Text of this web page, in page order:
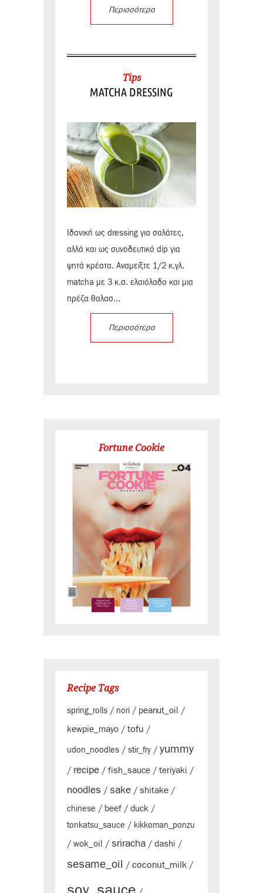
Περισσότερα
Tips
MATCHA DRESSING
Ιδανική ως dressing για σαλάτες,
αλλά και ως συνοδευτικό dip για
ψητά κρέατα. Αναμείξτε 1/2 κ.γλ.
matcha με 3 κ.σ. ελαιόλαδο και μια
πρέζα θαλασ...
Περισσότερα
Fortune Cookie
Recipe Tags
spring_rolls / nori / peanut_oil /
kewpie_mayo / tofu /
udon_noodles / stir_fry / yummy
/ recipe / fish_sauce / teriyaki /
noodles / sake / shitake /
chinese / beef / duck /
tonkatsu_sauce / kikkoman_ponzu
/ wok_oil / sriracha / dashi /
sesame_oil / coconut_milk /